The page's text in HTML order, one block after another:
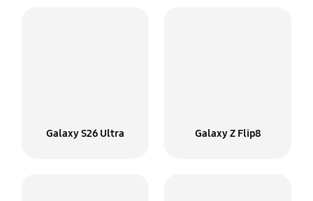
Galaxy S26 Ultra Galaxy Z Flip8